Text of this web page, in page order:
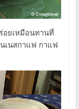
อยเหมือนทานที่
เนสกาแฟ กาแฟ